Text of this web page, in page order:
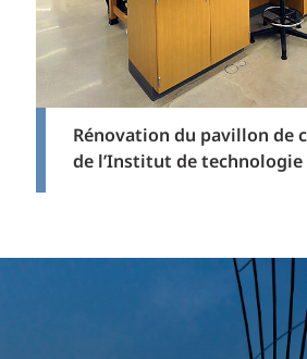
Rénovation du pavillon de
de l’Institut de technologie